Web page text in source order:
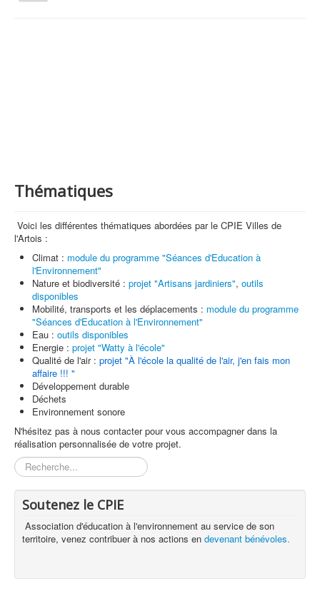
la
Guide Nature Patrimoine Volontaire (GNPV)
Centre de Ressources du Territoire (CRT)
Bienvenue dans Mon Jardin au Naturel (BMJN)
Thématiques
Voici les différentes thématiques abordées par le CPIE Villes de
l'Artois :
Climat : module du programme "Séances d'Education à
l'Environnement"
Nature et biodiversité : projet "Artisans jardiniers", outils
disponibles
Mobilité, transports et les déplacements : module du programme
"Séances d'Education à l'Environnement"
Eau : outils disponibles
Energie : projet "Watty à l'école"
Qualité de l'air : projet "À l'école la qualité de l'air, j'en fais mon
affaire !!! "
Développement durable
Déchets
Environnement sonore
N'hésitez pas à nous contacter pour vous accompagner dans la
réalisation personnalisée de votre projet.
Rechercher
Soutenez le CPIE
Association d'éducation à l'environnement au service de son
territoire, venez contribuer à nos actions en devenant bénévoles.